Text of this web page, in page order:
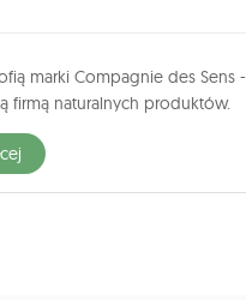
marki Compagnie des Sens -
firmą naturalnych produktów.